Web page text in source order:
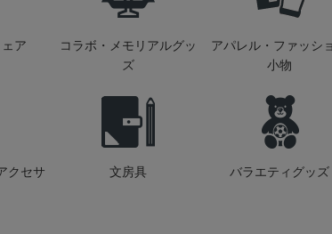
ア
コラボ・メモリアルグッ
ズ
アパレル・ファッシ
小物
クセサ 文房具 バラエティグッズ